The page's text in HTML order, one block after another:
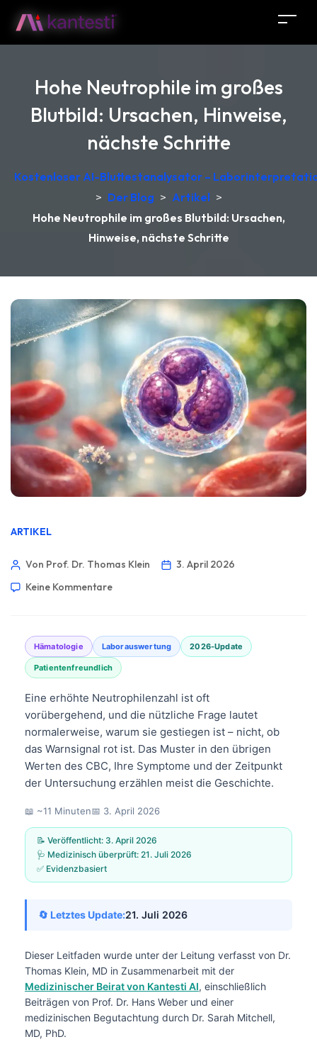
Hohe Neutrophile im großes
Blutbild: Ursachen, Hinweise,
nächste Schritte
Kostenloser AI-Bluttestanalysator –
> Der Blog > Artikel >
Hohe Neutrophile im großes Blutbild: Ursachen,
Hinweise, nächste Schritte
ARTIKEL
Von Prof. Dr. Thomas Klein
3. April 2026
Keine Kommentare
Hämatologie Laborauswertung 2026-Update
Patientenfreundlich
Eine erhöhte Neutrophilenzahl ist oft
vorübergehend, und die nützliche Frage lautet
normalerweise, warum sie gestiegen ist – nicht, ob
das Warnsignal rot ist. Das Muster in den übrigen
Werten des CBC, Ihre Symptome und der Zeitpunkt
der Untersuchung erzählen meist die Geschichte.
📖 ~11 Minuten📅 3. April 2026
📝 Veröffentlicht: 3. April 2026
🩺 Medizinisch überprüft: 21. Juli 2026
✅ Evidenzbasiert
🔄 Letztes Update:21. Juli 2026
Dieser Leitfaden wurde unter der Leitung verfasst von Dr.
Thomas Klein, MD in Zusammenarbeit mit der
Medizinischer Beirat von Kantesti AI, einschließlich
Beiträgen von Prof. Dr. Hans Weber und einer
medizinischen Begutachtung durch Dr. Sarah Mitchell,
MD, PhD.